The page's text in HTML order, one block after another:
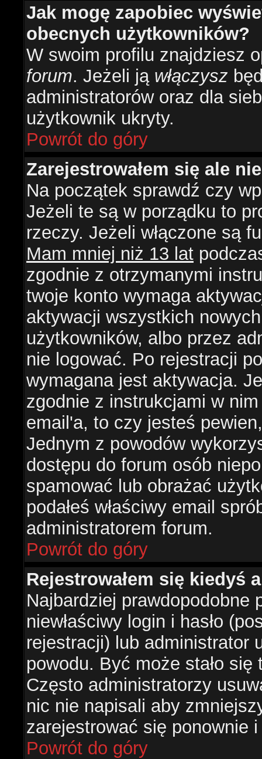
Jak mogę zapobiec
obecnych użytkowników?
W swoim profilu znajdziesz
forum. Jeżeli ją włączysz
administratorów oraz dla
użytkownik ukryty.
Powrót do góry
Zarejestrowałem się ale
Na początek sprawdź czy
Jeżeli te są w porządku to
rzeczy. Jeżeli włączone są
Mam mniej niż 13 lat
zgodnie z otrzymanymi
twoje konto wymaga
aktywacji wszystkich
użytkowników, albo przez
nie logować. Po rejestracji
wymagana jest aktywacja.
zgodnie z instrukcjami w
email'a, to czy jesteś
Jednym z powodów
dostępu do forum osób
spamować lub obrażać
podałeś właściwy email
administratorem forum.
Powrót do góry
Rejestrowałem się kiedyś
Najbardziej prawdopodobne
niewłaściwy login i hasło
rejestracji) lub administrator
powodu. Być może stało
Często administratorzy
nic nie napisali aby
zarejestrować się ponownie
Powrót do góry